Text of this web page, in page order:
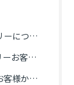
ついて
商品一覧
の感想